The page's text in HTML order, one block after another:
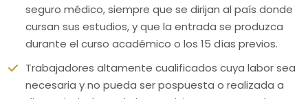
seguro médico, siempre que se dirijan al país donde
cursan sus estudios, y que la entrada se produzca
durante el curso académico o los 15 días previos.
Trabajadores altamente cualificados cuya labor sea
necesaria y no pueda ser pospuesta o realizada a